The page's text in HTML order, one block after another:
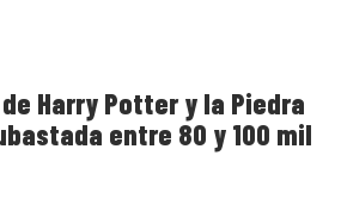
Harry Potter y la Piedra
entre 80 y 100 mil